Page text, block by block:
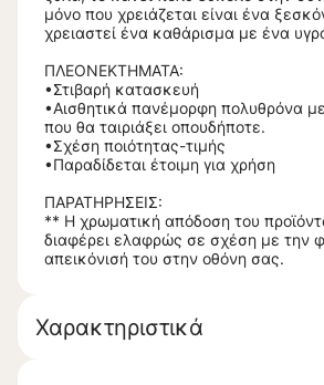
μόνο που χρειάζεται είναι ένα
χρειαστεί ένα καθάρισμα με ένα
ΠΛΕΟΝΕΚΤΗΜΑΤΑ:
•Στιβαρή κατασκευή
•Αισθητικά πανέμορφη πολυθρόνα
που θα ταιριάξει οπουδήποτε.
•Σχέση ποιότητας-τιμής
•Παραδίδεται έτοιμη για χρήση
ΠΑΡΑΤΗΡΗΣΕΙΣ:
** Η χρωματική απόδοση του
διαφέρει ελαφρώς σε σχέση με την
απεικόνισή του στην οθόνη σας.
Χαρακτηριστικά